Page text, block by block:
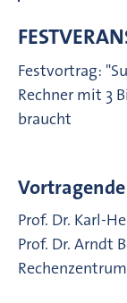
Festvortrag:
Rechner mit 3
braucht
Vortragende
Prof. Dr. Karl-
Prof. Dr. Arndt
Rechenzentrum